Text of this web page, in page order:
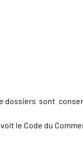
sont
le Code du